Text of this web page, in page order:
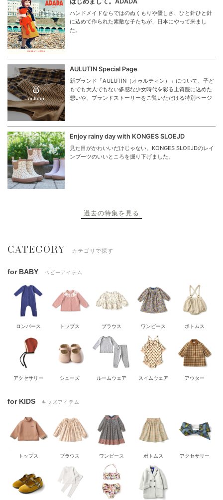
ハンドメイドならではのぬくもりや優しさ、ひと針ひと針
に込めて作られた素敵な子たちが、日本にやって来まし
た。
AULUTIN Special Page
新ブランド「AULUTIN（オゥルティン）」について、子ど
もでも大人でもない多感な少女時代を彩る上質服に込めた
想いや、ブランドストーリーをご覧いただける特別ページ
Enjoy rainy day with KONGES SLOEJD
見た目がかわいいだけじゃない。KONGES SLOEJDのレイ
ンブーツのいいところを掘り下げました。
過去の特集を見る
CATEGORY カテゴリで探す
for BABY ベビーアイテム
ロンパース トップス ブラウス ワンピース ボトムス
アクセサリー シューズ ルームウェア スイムウェア アウター
for KIDS キッズアイテム
トップス ブラウス ワンピース ボトムス アクセサリー